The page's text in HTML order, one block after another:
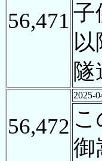
56,471子
56,472
2025-
御